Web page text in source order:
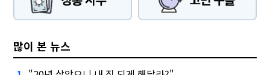
많이 본 뉴스